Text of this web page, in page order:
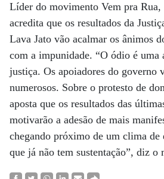
Líder do movimento Vem pra Rua,
acredita que os resultados da
Lava Jato vão acalmar os ânimos
com a impunidade. “O ódio é uma
justiça. Os apoiadores do governo
numerosos. Sobre o protesto de
aposta que os resultados das
motivarão a adesão de mais
chegando próximo de um clima de
que já não tem sustentação”, diz o